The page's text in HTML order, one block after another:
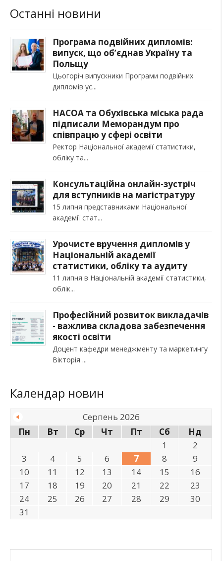
Останні новини
Програма подвійних дипломів:
випуск, що об’єднав Україну та
Польщу
Цьогоріч випускники Програми подвійних
дипломів ус
НАСОА та Обухівська міська рада
підписали Меморандум про
співпрацю у сфері освіти
Ректор Національної академії статистики,
обліку та
Консультаційна онлайн-зустріч
для вступників на магістратуру
15 липня представниками Національної
академії стат
Урочисте вручення дипломів у
Національній академії
статистики, обліку та аудиту
11 липня в Національній академії статистики,
облік
Професійний розвиток викладачів
- важлива складова забезпечення
якості освіти
Доцент кафедри менеджменту та маркетингу
Вікторія
Календар новин
Серпень 2026
Пн
Вт Ср Чт Пт Сб
Нд
1
2
3
4 5 6 7 8
9
10
11 12 13 14 15
16
17
18 19 20 21 22
23
24
25 26 27 28 29
30
31